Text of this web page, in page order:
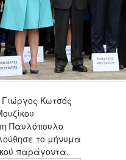
Κωτσός
Παυλόπουλο
το μήνυμα
παράγοντα.